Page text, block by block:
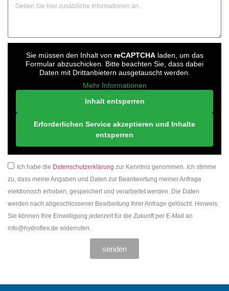
Sie müssen den Inhalt von reCAPTCHAladen, um das
Formular abzuschicken. Bitte beachten Sie, dass dabei
Daten mit Drittanbietern ausgetauscht werden.
Mehr Informationen
Inhalt entsperren
Erforderlichen Service akzeptieren und Inhalte
entsperren
Ich habe die Datenschutzerklärung zur Kenntnis genommen. Ich stimme
zu, dass meine Angaben und Daten zur Beantwortung meiner Anfrage
elektronisch erhoben, gespeichert und verarbeitet werden. Die Daten
werden nach abgeschlossener Bearbeitung Ihrer Anfrage gelöscht. Hinweis:
Sie können Ihre Einwilligung jederzeit für die Zukunft per E-Mail an
info@hydroflex.de widerrufen.
senden